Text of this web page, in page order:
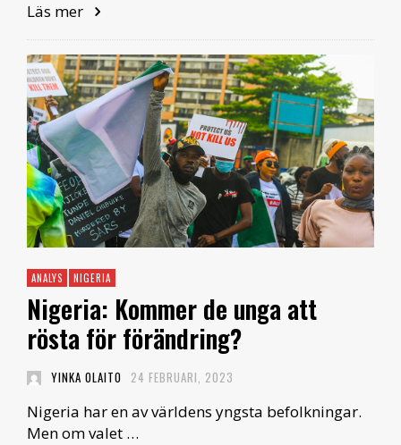
Läs mer
ANALYS NIGERIA
Nigeria: Kommer de unga att
rösta för förändring?
YINKA OLAITO 24 FEBRUARI, 2023
Nigeria har en av världens yngsta befolkningar.
Men om valet …